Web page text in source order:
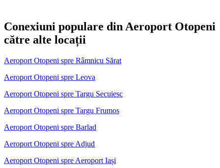
Conexiuni populare din Aeroport Otopeni
către alte locații
Aeroport Otopeni spre Râmnicu Sărat
Aeroport Otopeni spre Leova
Aeroport Otopeni spre Targu Secuiesc
Aeroport Otopeni spre Targu Frumos
Aeroport Otopeni spre Barlad
Aeroport Otopeni spre Adjud
Aeroport Otopeni spre Aeroport Iași